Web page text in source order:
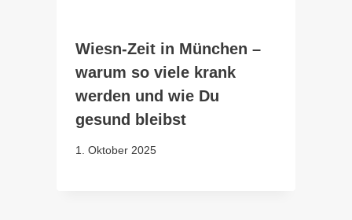
Wiesn-Zeit in München –
warum so viele krank
werden und wie Du
gesund bleibst
1. Oktober 2025